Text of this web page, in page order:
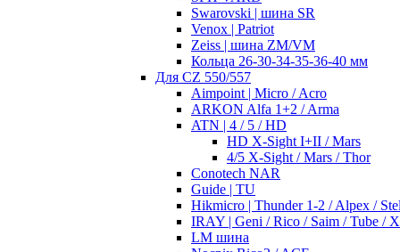
Swarovski | шина SR
Venox | Patriot
Zeiss | шина ZM/VM
Кольца 26-30-34-35-36-40 мм
Для CZ 550/557
Aimpoint | Micro / Acro
ARKON Alfa 1+2 / Arma
ATN | 4 / 5 / HD
HD X-Sight I+II / Mars
4/5 X-Sight / Mars / Thor
Conotech NAR
Guide | TU
Hikmicro | Thunder 1-2 / Alpex /
IRAY | Geni / Rico / Saim / Tube /
LM шина